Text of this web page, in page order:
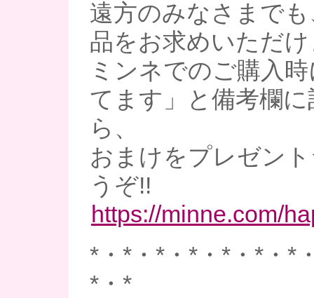
遠方のみなさまで
品をお求めいただ
ミンネでのご購入
てます」と備考欄
ら、
おまけをプレゼン
うぞ!!
https://minne.com/
*・*・*・*・*・*・*
*・*